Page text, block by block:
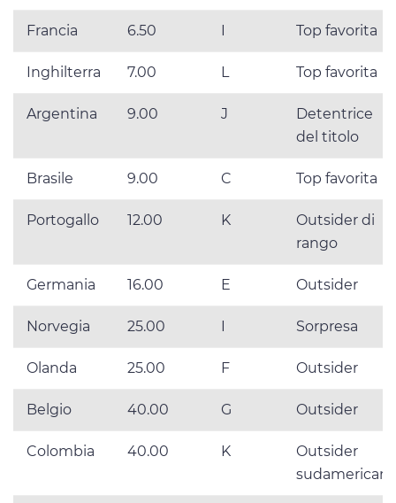
Francia 6.50 Top favorita
Inghilterra 7.00 L Top favorita
Argentina 9.00 J
Detentrice
del titolo
Brasile 9.00 C Top favorita
Portogallo 12.00 K
Outsider di
rango
Germania 16.00 E Outsider
Norvegia 25.00 Sorpresa
Olanda 25.00 F Outsider
Belgio 40.00 G Outsider
Colombia 40.00 K
Outsider
sudamericana